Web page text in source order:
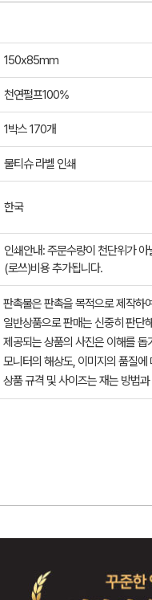
150x85mm
천연펄프100%
1박스 170개
물티슈 라벨 인쇄
한국
인쇄안내: 주문수량이 천단위가 아
(로쓰)비용 추가됩니다.
판촉물은 판촉을 목적으로 제작하
일반상품으로 판매는 신중히 판단
제공되는 상품의 사진은 이해를
모니터의 해상도, 이미지의 품질
상품 규격 및 사이즈는 재는 방법